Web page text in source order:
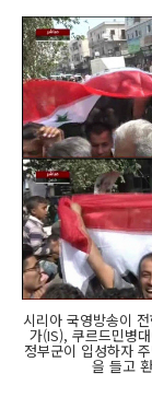
시리아 국영방송이
가(IS), 쿠르드민병
정부군이 입성하자
을 들고